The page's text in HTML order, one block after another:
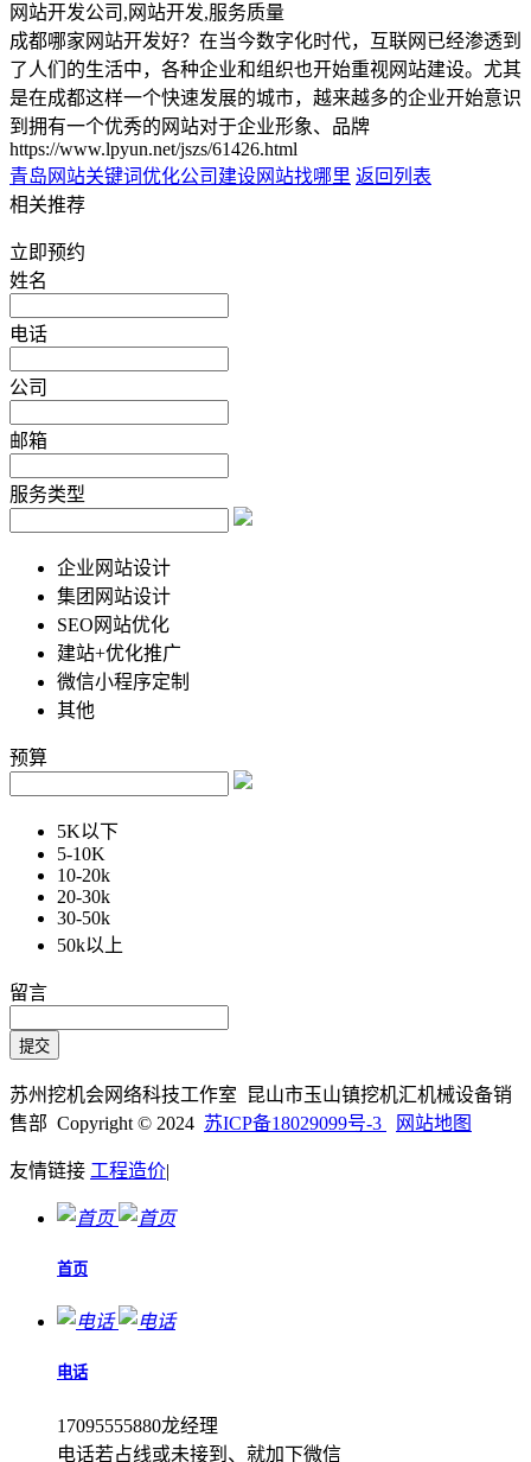
网站开发公司,网站开发,服务质量
成都哪家网站开发好？在当今数字化时代，互联网已经渗透到
了人们的生活中，各种企业和组织也开始重视网站建设。尤其
是在成都这样一个快速发展的城市，越来越多的企业开始意识
到拥有一个优秀的网站对于企业形象、品牌
https://www.lpyun.net/jszs/61426.html
青岛网站关键词优化公司 建设网站找哪里 返回列表
相关推荐
立即预约
姓名
电话
公司
邮箱
服务类型
企业网站设计
集团网站设计
SEO网站优化
建站+优化推广
微信小程序定制
其他
预算
5K以下
5-10K
10-20k
20-30k
30-50k
50k以上
留言
苏州挖机会网络科技工作室 昆山市玉山镇挖机汇机械设备销
售部 Copyright © 2024 苏ICP备18029099号-3 网站地图
友情链接 工程造价|
首页
电话
17095555880龙经理
电话若占线或未接到、就加下微信